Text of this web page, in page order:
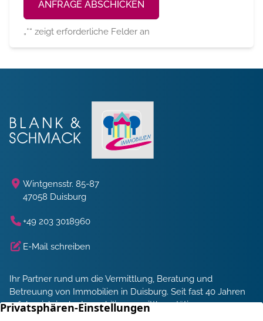
„*“ zeigt erforderliche Felder an
Alternative:
Wintgensstr. 85-87
47058 Duisburg
+49 203 3018960
E-Mail schreiben
Ihr Partner rund um die Vermittlung, Beratung und
Betreuung von Immobilien in Duisburg. Seit fast 40 Jahren
erfolgreich in der Immobilienvermittlung tätig.